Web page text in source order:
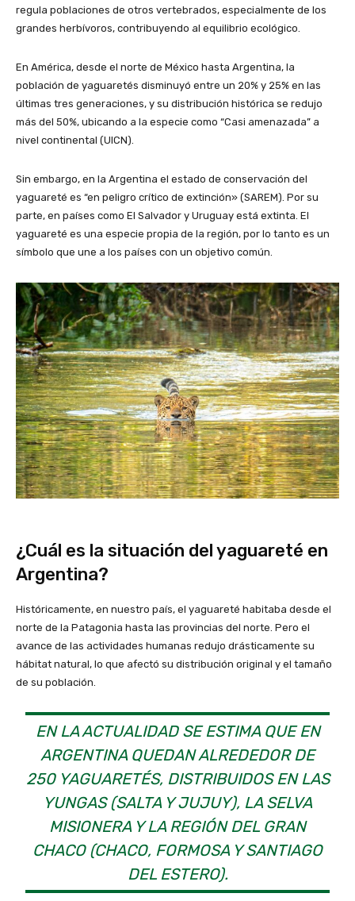
regula poblaciones de otros vertebrados, especialmente de los
grandes herbívoros, contribuyendo al equilibrio ecológico.
En América, desde el norte de México hasta Argentina, la
población de yaguaretés disminuyó entre un 20% y 25% en las
últimas tres generaciones, y su distribución histórica se redujo
más del 50%, ubicando a la especie como “Casi amenazada” a
nivel continental (UICN).
Sin embargo, en la Argentina el estado de conservación del
yaguareté es “en peligro crítico de extinción» (SAREM). Por su
parte, en países como El Salvador y Uruguay está extinta. El
yaguareté es una especie propia de la región, por lo tanto es un
símbolo que une a los países con un objetivo común.
¿Cuál es la situación del yaguareté en
Argentina?
Históricamente, en nuestro país, el yaguareté habitaba desde el
norte de la Patagonia hasta las provincias del norte. Pero el
avance de las actividades humanas redujo drásticamente su
hábitat natural, lo que afectó su distribución original y el tamaño
de su población.
EN LA ACTUALIDAD SE ESTIMA QUE EN
ARGENTINA QUEDAN ALREDEDOR DE
250 YAGUARETÉS, DISTRIBUIDOS EN LAS
YUNGAS (SALTA Y JUJUY), LA SELVA
MISIONERA Y LA REGIÓN DEL GRAN
CHACO (CHACO, FORMOSA Y SANTIAGO
DEL ESTERO).